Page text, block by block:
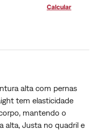
alta com pernas
tem elasticidade
mantendo o
alta, Justa no quadril e